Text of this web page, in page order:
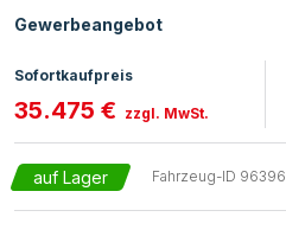
Gewerbeangebot
Sofortkaufpreis
35.475 € zzgl. MwSt.
auf Lager Fahrzeug-ID 96396